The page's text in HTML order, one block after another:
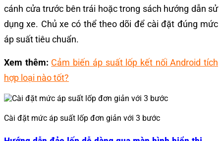
cánh cửa trước bên trái hoặc trong sách hướng dẫn sử
dụng xe. Chủ xe có thể theo dõi để cài đặt đúng mức
áp suất tiêu chuẩn.
Xem thêm: Cảm biến áp suất lốp kết nối Android tích
hợp loại nào tốt?
Cài đặt mức áp suất lốp đơn giản với 3 bước